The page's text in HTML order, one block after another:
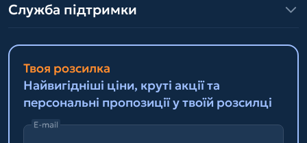
Служба підтримки
Твоя розсилка
Найвигідніші ціни, круті акції та
персональні пропозиції у твоїй розсилці
E-mail